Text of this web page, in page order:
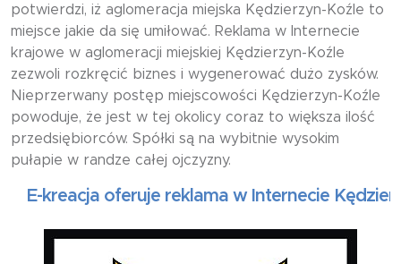
potwierdzi, iż aglomeracja miejska Kędzierzyn-Koźle to
miejsce jakie da się umiłować. Reklama w Internecie
krajowe w aglomeracji miejskiej Kędzierzyn-Koźle
zezwoli rozkręcić biznes i wygenerować dużo zysków.
Nieprzerwany postęp miejscowości Kędzierzyn-Koźle
powoduje, że jest w tej okolicy coraz to większa ilość
przedsiębiorców. Spółki są na wybitnie wysokim
pułapie w randze całej ojczyzny.
kreacja oferuje reklama w Internecie Kędzierzyn-